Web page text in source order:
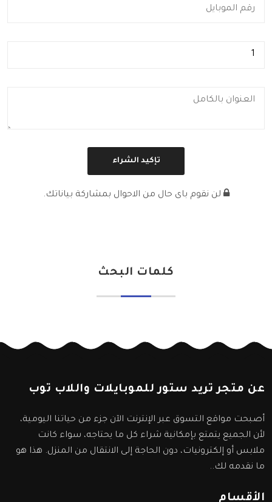
لن نقوم باى حال من الاحوال بمشاركة بياناتك.
كلمات البحث
عن متجر تريد ستور للموبايلات واللاب توب
أصبحت مواقع التسوق عبر الإنترنت الآن جزء من حياتنا اليومية،
لأن الجميع يتمتع بإمكانية شراء كل ما يحتاجه، سواء كانت
ملابس أو إلكترونيات، دون الحاجة إلى الانتقال من المنزل. هذا هو
ما نقدمه لك..
الأقسام